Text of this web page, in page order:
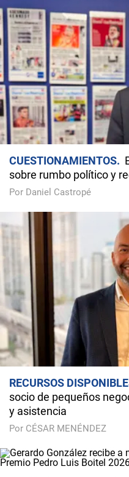
CUESTIONAMIENTOS
sobre rumbo político y
Por Daniel Castropé
RECURSOS
socio de pequeños
y asistencia
Por CÉSAR MENÉNDEZ